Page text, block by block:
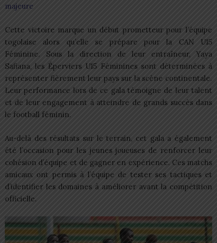
majeure
Cette victoire marque un début prometteur pour l’équipe
togolaise alors qu’elle se prépare pour la CAN U15
Féminine. Sous la direction de leur entraîneur, Yaya
Safiana, les Éperviers U15 Féminines sont déterminées à
représenter fièrement leur pays sur la scène continentale.
Leur performance lors de ce gala témoigne de leur talent
et de leur engagement à atteindre de grands succès dans
le football féminin.
Au-delà des résultats sur le terrain, cet gala a également
été l’occasion pour les jeunes joueuses de renforcer leur
cohésion d’équipe et de gagner en expérience. Ces matchs
amicaux ont permis à l’équipe de tester ses tactiques et
d’identifier les domaines à améliorer avant la compétition
officielle.